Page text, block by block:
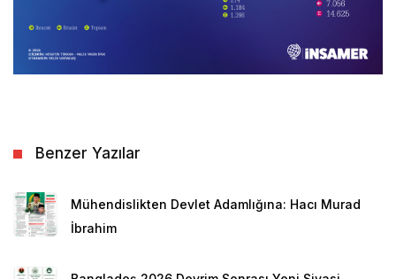
Benzer Yazılar
Mühendislikten Devlet Adamlığına: Hacı Murad
İbrahim